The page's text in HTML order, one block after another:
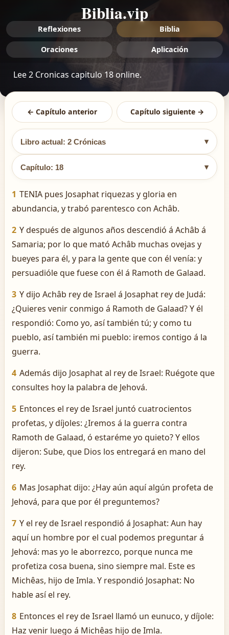
Biblia.vip
Reflexiones Biblia
Oraciones Aplicación
Lee 2 Cronicas capitulo 18 online.
← Capítulo anterior Capítulo siguiente →
Libro actual: 2 Crónicas ▾
Capítulo: 18 ▾
1 TENIA pues Josaphat riquezas y gloria en
abundancia, y trabó parentesco con Achâb.
2 Y después de algunos años descendió á Achâb á
Samaria; por lo que mató Achâb muchas ovejas y
bueyes para él, y para la gente que con él venía: y
persuadióle que fuese con él á Ramoth de Galaad.
3 Y dijo Achâb rey de Israel á Josaphat rey de Judá:
¿Quieres venir conmigo á Ramoth de Galaad? Y él
respondió: Como yo, así también tú; y como tu
pueblo, así también mi pueblo: iremos contigo á la
guerra.
4 Además dijo Josaphat al rey de Israel: Ruégote que
consultes hoy la palabra de Jehová.
5 Entonces el rey de Israel juntó cuatrocientos
profetas, y díjoles: ¿Iremos á la guerra contra
Ramoth de Galaad, ó estaréme yo quieto? Y ellos
dijeron: Sube, que Dios los entregará en mano del
rey.
6 Mas Josaphat dijo: ¿Hay aún aquí algún profeta de
Jehová, para que por él preguntemos?
7 Y el rey de Israel respondió á Josaphat: Aun hay
aquí un hombre por el cual podemos preguntar á
Jehová: mas yo le aborrezco, porque nunca me
profetiza cosa buena, sino siempre mal. Este es
Michêas, hijo de Imla. Y respondió Josaphat: No
hable así el rey.
8 Entonces el rey de Israel llamó un eunuco, y díjole:
Haz venir luego á Michêas hijo de Imla.